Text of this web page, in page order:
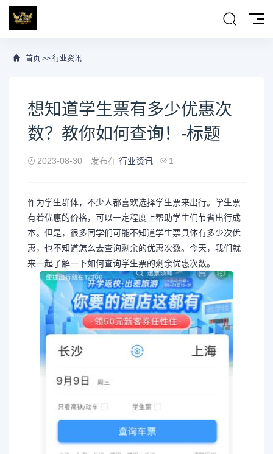
首页 >> 行业资讯
想知道学生票有多少优惠次
数？教你如何查询！-标题
2023-08-30 发布在 行业资讯 1
作为学生群体，不少人都喜欢选择学生票来出行。学生票
有着优惠的价格，可以一定程度上帮助学生们节省出行成
本。但是，很多同学们可能不知道学生票具体有多少次优
惠，也不知道怎么去查询剩余的优惠次数。今天，我们就
来一起了解一下如何查询学生票的剩余优惠次数。